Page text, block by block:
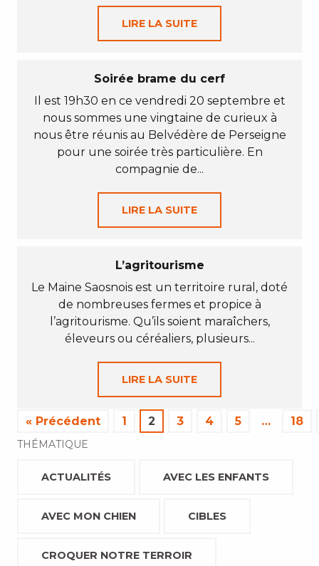
LIRE LA SUITE
Soirée brame du cerf
Il est 19h30 en ce vendredi 20 septembre et
nous sommes une vingtaine de curieux à
nous être réunis au Belvédère de Perseigne
pour une soirée très particulière. En
compagnie de...
LIRE LA SUITE
L’agritourisme
Le Maine Saosnois est un territoire rural, doté
de nombreuses fermes et propice à
l’agritourisme. Qu’ils soient maraîchers,
éleveurs ou céréaliers, plusieurs...
LIRE LA SUITE
« Précédent 1 2 3 4 5 … 18
THÉMATIQUE
ACTUALITÉS AVEC LES ENFANTS
AVEC MON CHIEN CIBLES
CROQUER NOTRE TERROIR